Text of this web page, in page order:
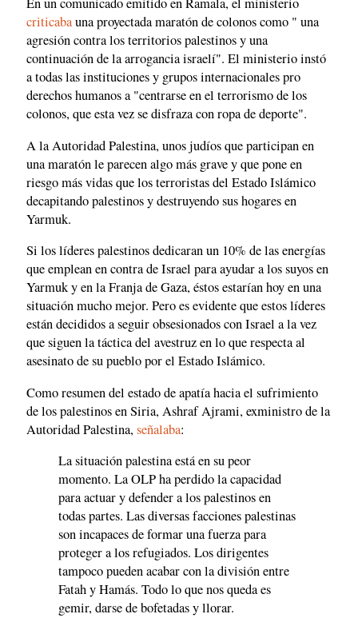
criticabauna proyectada maratón de colonos como " una
agresión contra los territorios palestinos y una
continuación de la arrogancia israelí". El ministerio instó
a todas las instituciones y grupos internacionales pro
derechos humanos a "centrarse en el terrorismo de los
colonos, que esta vez se disfraza con ropa de deporte".
A la Autoridad Palestina, unos judíos que participan en
una maratón le parecen algo más grave y que pone en
riesgo más vidas que los terroristas del Estado Islámico
decapitando palestinos y destruyendo sus hogares en
Yarmuk.
Si los líderes palestinos dedicaran un 10% de las energías
que emplean en contra de Israel para ayudar a los suyos en
Yarmuk y en la Franja de Gaza, éstos estarían hoy en una
situación mucho mejor. Pero es evidente que estos líderes
están decididos a seguir obsesionados con Israel a la vez
que siguen la táctica del avestruz en lo que respecta al
asesinato de su pueblo por el Estado Islámico.
Como resumen del estado de apatía hacia el sufrimiento
de los palestinos en Siria, Ashraf Ajrami, exministro de la
Autoridad Palestina,señalaba:
La situación palestina está en su peor
momento. La OLP ha perdido la capacidad
para actuar y defender a los palestinos en
todas partes. Las diversas facciones palestinas
son incapaces de formar una fuerza para
proteger a los refugiados. Los dirigentes
tampoco pueden acabar con la división entre
Fatah y Hamás. Todo lo que nos queda es
gemir, darse de bofetadas y llorar.